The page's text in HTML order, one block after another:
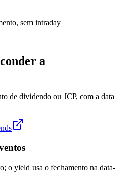
sem intraday
a
de dividendo ou JCP, com a data
o yield usa o fechamento na data-